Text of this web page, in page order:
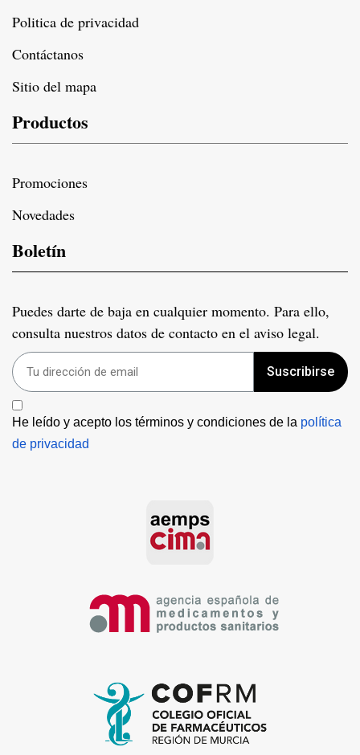
Politica de privacidad
Contáctanos
Sitio del mapa
Productos
Promociones
Novedades
Boletín
Puedes darte de baja en cualquier momento. Para ello,
consulta nuestros datos de contacto en el aviso legal.
Suscribirse
He leído y acepto los términos y condiciones de la política
de privacidad